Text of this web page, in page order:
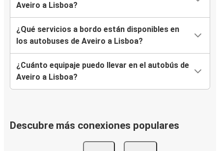
Aveiro a Lisboa?
¿Qué servicios a bordo están disponibles en
los autobuses de Aveiro a Lisboa?
¿Cuánto equipaje puedo llevar en el autobús de
Aveiro a Lisboa?
Descubre más conexiones populares